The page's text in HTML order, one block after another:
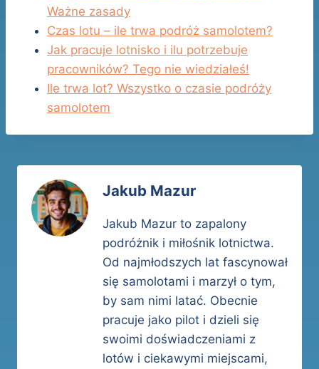
Ważne zasady
Czas lotu – ile trwa podróż samolotem?
Jak pracuje lotnisko i ilu potrzebuje
pracowników? Tego nie wiedziałeś!
Ile trwa lot? Wszystko o czasie podróży
samolotem
Jakub Mazur
Jakub Mazur to zapalony
podróżnik i miłośnik lotnictwa.
Od najmłodszych lat fascynował
się samolotami i marzył o tym,
by sam nimi latać. Obecnie
pracuje jako pilot i dzieli się
swoimi doświadczeniami z
lotów i ciekawymi miejscami,